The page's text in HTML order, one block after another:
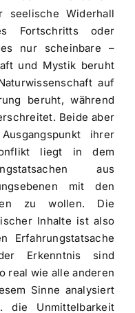
seelische Widerhall
Fortschritts oder
nur scheinbare –
und Mystik beruht
auf
beruht, während
Beide aber
ihrer
liegt in dem
aus
mit den
zu wollen. Die
Inhalte ist also
Erfahrungstatsache
Erkenntnis sind
real wie alle anderen
Sinne analysiert
die Unmittelbarkeit